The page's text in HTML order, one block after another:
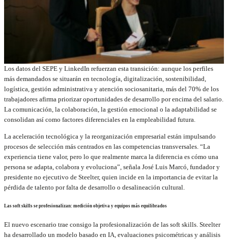
Los datos del SEPE y LinkedIn refuerzan esta transición: aunque los perfiles
más demandados se situarán en tecnología, digitalización, sostenibilidad,
logística, gestión administrativa y atención sociosanitaria, más del 70% de los
trabajadores afirma priorizar oportunidades de desarrollo por encima del salario.
La comunicación, la colaboración, la gestión emocional o la adaptabilidad se
consolidan así como factores diferenciales en la empleabilidad futura.
La aceleración tecnológica y la reorganización empresarial están impulsando
procesos de selección más centrados en las competencias transversales. “La
experiencia tiene valor, pero lo que realmente marca la diferencia es cómo una
persona se adapta, colabora y evoluciona”, señala José Luis Marcó, fundador y
presidente no ejecutivo de Steelter, quien incide en la importancia de evitar la
pérdida de talento por falta de desarrollo o desalineación cultural.
Las soft skills se profesionalizan: medición objetiva y equipos más equilibrados
El nuevo escenario trae consigo la profesionalización de las soft skills. Steelter
ha desarrollado un modelo basado en IA, evaluaciones psicométricas y análisis